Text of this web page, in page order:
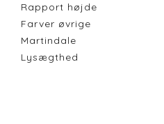
Rapport højde
Farver øvrige
Martindale
Lysægthed